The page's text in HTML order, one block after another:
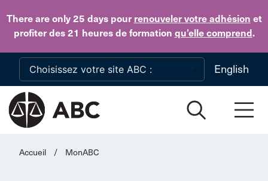
There are only 25 dayspour renouveler votre adhésion et
profiter des 21 heures de formation qu’elle comprend.
Skip to main content
English
Accueil / MonABC